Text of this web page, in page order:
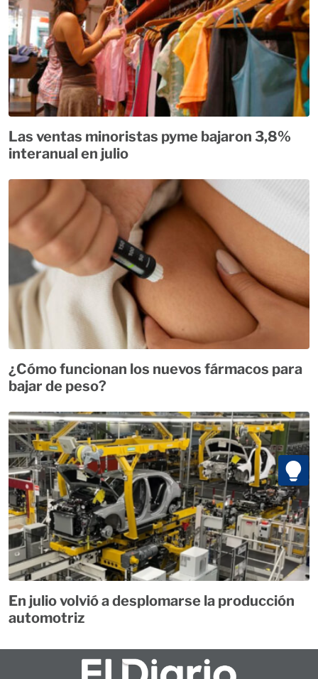
Las ventas minoristas pyme bajaron 3,8%
interanual en julio
¿Cómo funcionan los nuevos fármacos para
bajar de peso?
En julio volvió a desplomarse la producción
automotriz